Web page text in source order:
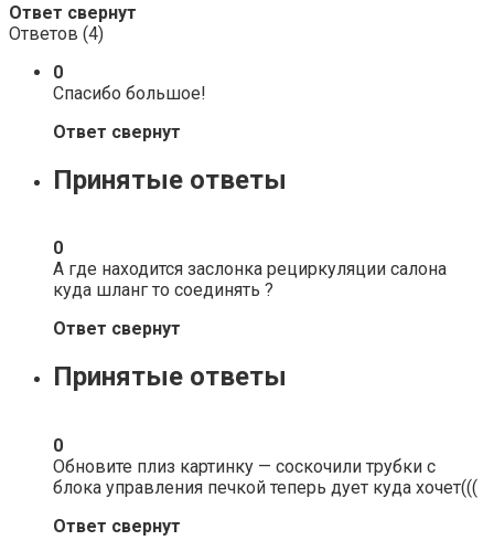
Ответ свернут
Ответов (4)
0
Спасибо большое!
Ответ свернут
Принятые ответы
0
А где находится заслонка рециркуляции салона
куда шланг то соединять ?
Ответ свернут
Принятые ответы
0
Обновите плиз картинку — соскочили трубки с
блока управления печкой теперь дует куда хочет(((
Ответ свернут